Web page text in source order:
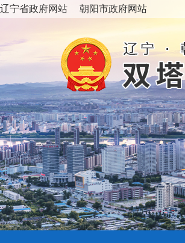
辽宁省政府网站 朝阳市政府网站